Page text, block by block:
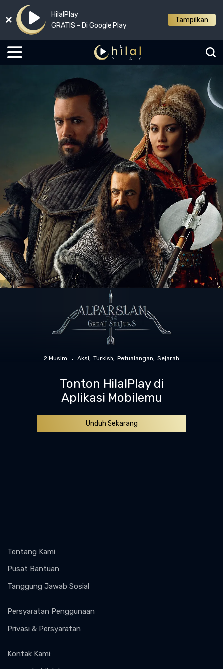
HilalPlay
GRATIS - Di Google Play
Tampilkan
2 Musim Aksi Turkish Petualangan Sejarah
Tonton HilalPlay di
Aplikasi Mobilemu
Unduh Sekarang
Tentang Kami
Pusat Bantuan
Tanggung Jawab Sosial
Persyaratan Penggunaan
Privasi & Persyaratan
Kontak Kami: